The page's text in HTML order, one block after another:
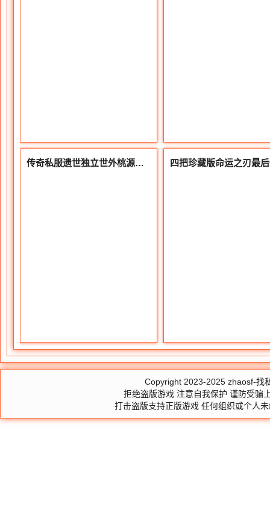
传奇私服遗世独立世外桃源的秘密
Copyright 2023-2025 zhaosf-找
拒绝盗版游戏 注意自我保护 谨防受骗
打击盗版支持正版游戏 任何组织或个人